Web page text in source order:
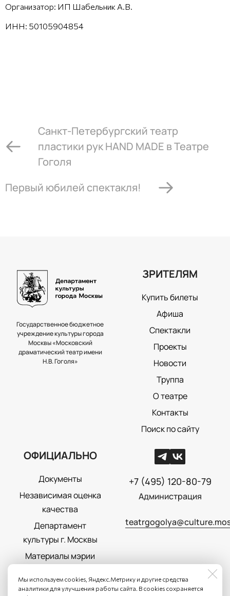
Организатор: ИП Шабельник А.В.
ИНН: 50105904854
Санкт-Петербургский театр
пластики рук HAND MADE в Театре
Гоголя
Первый юбилей спектакля!
Государственное бюджетное
учреждение культуры города
Москвы «Московский
драматический театр имени
Н.В. Гоголя»
ЗРИТЕЛЯМ
Купить билеты
Афиша
Спектакли
Проекты
Новости
Труппа
О театре
Контакты
Поиск по сайту
ОФИЦИАЛЬНО
Документы
Независимая оценка
качества
Департамент
культуры г. Москвы
Материалы мэрии
Политика
+7 (495) 120-80-79
Администрация
Мы используем cookies, Яндекс.Метрику и другие средства
аналитики для улучшения работы сайта. В cookies сохраняется